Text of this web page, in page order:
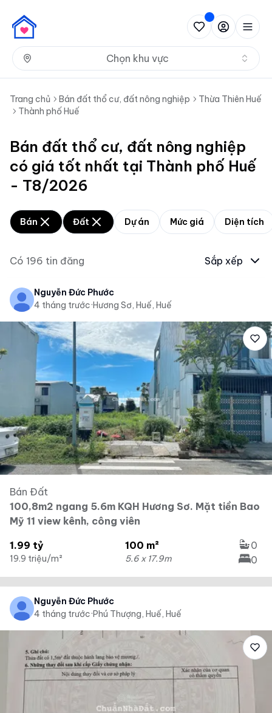
Chọn khu vực
Trang chủ Bán đất thổ cư, đất nông nghiệp
Thừa Thiên Huế
Thành phố Huế
Bán đất thổ cư, đất nông nghiệp
có giá tốt nhất tại Thành phố Huế
- T8/2026
Bán Đất Dự án Mức giá Diện tích
Có 196 tin đăng Sắp xếp
Nguyễn Đức Phước
4 tháng trước·Hương Sơ, Huế, Huế
Bán Đất
100,8m2 ngang 5.6m KQH Hương Sơ. Mặt tiền Bao
Mỹ 11 view kênh, công viên
1.99 tỷ
19.9 triệu/m²
100 m²
5.6 x 17.9m
0
0
Nguyễn Đức Phước
4 tháng trước·Phú Thượng, Huế, Huế